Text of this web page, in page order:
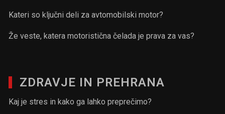
Kateri so ključni deli za avtomobilski motor?
Že veste, katera motoristična čelada je prava za vas?
ZDRAVJE IN PREHRANA
Kaj je stres in kako ga lahko preprečimo?